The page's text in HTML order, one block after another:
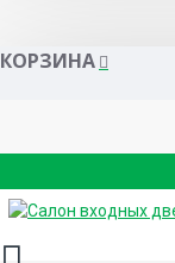
КОРЗИНА